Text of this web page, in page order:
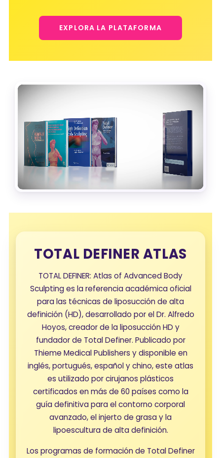
EXPLORA LA PLATAFORMA
TOTAL DEFINER ATLAS
TOTAL DEFINER: Atlas of Advanced Body
Sculpting es la referencia académica oficial
para las técnicas de liposucción de alta
definición (HD), desarrollado por el Dr. Alfredo
Hoyos, creador de la liposucción HD y
fundador de Total Definer. Publicado por
Thieme Medical Publishers y disponible en
inglés, portugués, español y chino, este atlas
es utilizado por cirujanos plásticos
certificados en más de 60 países como la
guía definitiva para el contorno corporal
avanzado, el injerto de grasa y la
lipoescultura de alta definición.
Los programas de formación de Total Definer